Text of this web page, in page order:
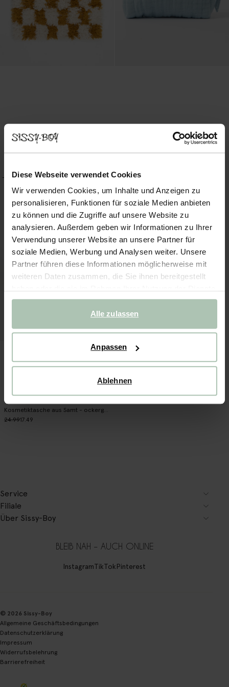
Diese Webseite verwendet Cookies
Wir verwenden Cookies, um Inhalte und Anzeigen zu
personalisieren, Funktionen für soziale Medien anbieten
zu können und die Zugriffe auf unsere Website zu
analysieren. Außerdem geben wir Informationen zu Ihrer
Verwendung unserer Website an unsere Partner für
soziale Medien, Werbung und Analysen weiter. Unsere
Partner führen diese Informationen möglicherweise mit
weiteren Daten zusammen, die Sie ihnen bereitgestellt
gesammelt haben.
Alle zulassen
Anpassen
Ablehnen
24.99
19.99
24.9917.49
-30%
Service
Filiale
Über Sissy-Boy
BLEIB NAH – AUCH ONLINE
InstagramTikTokPinterest
© 2026 Sissy-Boy
Allgemeine Geschäftsbedingungen
Datenschutzerklärung
Impressum
Widerrufsbelehrung
Barrierefreiheit